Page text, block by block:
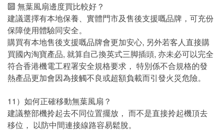
🔟 無葉風扇邊度買比較好？
建議選擇有本地保養、實體門市及售後支援嘅品牌，可充份
保障使用體驗同安全。
購買有本地售後支援嘅品牌會更加安心, 另外若客人直接購
買國內淘寶產品, 就算自己換英式三脚插頭, 亦未必可以完全
符合香港機電工程署安全規格要求， 特別係不合規格的發
熱產品更加會因為接觸不良或超額負載而引發火災危險。
11）如何正確移動無葉風扇？
建議整部機拎起去不同位置擺放， 而不是直接拎起機頂去
移位， 以防中間連接線路容易鬆脫。